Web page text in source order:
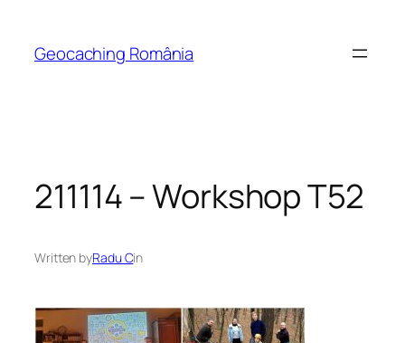
content
Geocaching România
211114 – Workshop T52
Written byRadu Cin